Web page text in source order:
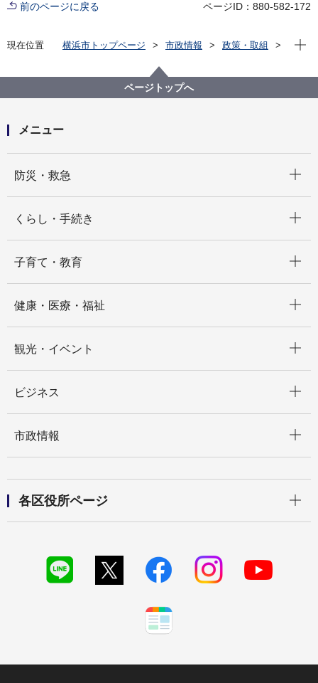
前のページに戻る ページID：880-582-172
現在位置 横浜市トップページ 市政情報
政策・取組
ウクライナ避難民向け住まいの情報
現在
ページトップへ
メニュー
防災・救急
くらし・手続き
子育て・教育
健康・医療・福祉
観光・イベント
ビジネス
市政情報
各区役所ページ